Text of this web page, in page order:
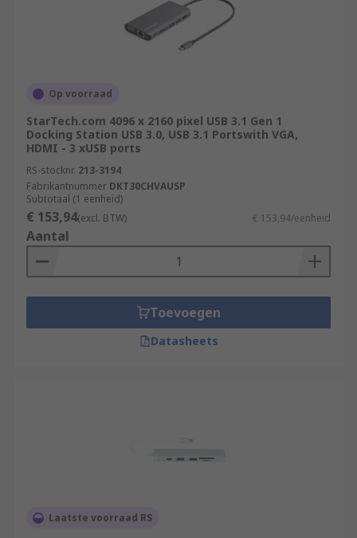
Op voorraad
StarTech.com 4096 x 2160 pixel USB 3.1 Gen 1
Docking Station USB 3.0, USB 3.1 Portswith VGA,
HDMI - 3 xUSB ports
RS-stocknr. 213-3194
Fabrikantnummer DKT30CHVAUSP
Subtotaal (1 eenheid)
€ 153,94(excl. BTW) € 153,94/eenheid
Aantal
Toevoegen
Datasheets
Laatste voorraad RS